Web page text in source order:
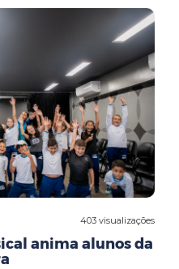
403 visualizações
anima alunos da